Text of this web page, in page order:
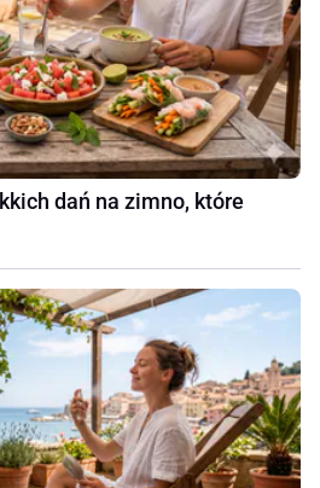
dań na zimno, które